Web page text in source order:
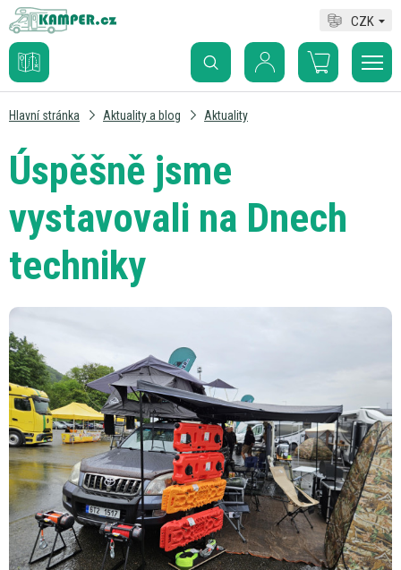
CZK
Hlavní stránka Aktuality a blog Aktuality
Úspěšně jsme
vystavovali na Dnech
techniky